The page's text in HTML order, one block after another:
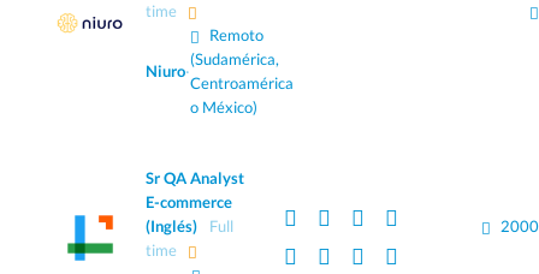
time
Niuro·
Remoto
(Sudamérica,
Centroamérica
o México)
Sr QA Analyst
E-commerce
(Inglés)
Full
time